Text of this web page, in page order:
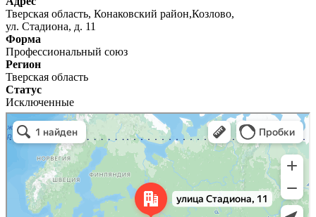
Тверская область, Конаковский район,Козлово,
ул. Стадиона, д. 11
Форма
Профессиональный союз
Регион
Тверская область
Статус
Исключенные